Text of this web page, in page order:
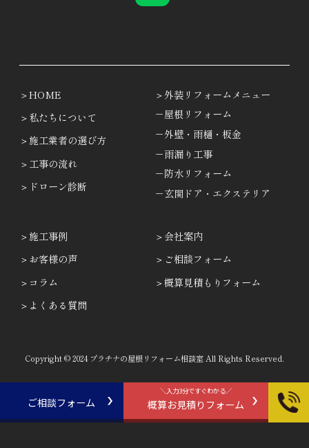
HOME
私たちについて
施工業者の選び方
工事の流れ
ドローン診断
外装リフォームメニュー
－屋根リフォーム
－外壁・雨樋・板金
－雨漏り工事
－防水リフォーム
－玄関ドア・エクステリア
施工事例
お客様の声
コラム
よくある質問
会社案内
ご相談フォーム
概算見積もりフォーム
Copyright © 2024 プラチナの屋根リフォーム相談室 All Rights Reserved.
ご相談フォーム
＼入力3分ですぐわかる／
概算お見積りフォーム